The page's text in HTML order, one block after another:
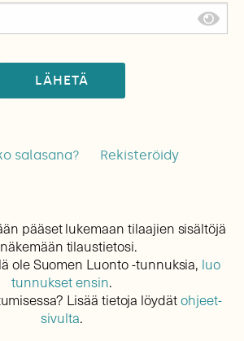
LÄHETÄ
salasana? Rekisteröidy
pääset lukemaan tilaajien sisältöjä
tilaustietosi.
ole Suomen Luonto -tunnuksia, luo
tunnukset ensin.
Lisää tietoja löydätohjeet-
sivulta.